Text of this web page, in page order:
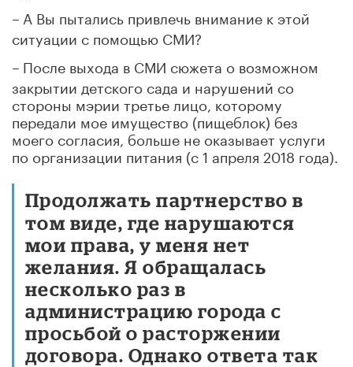
– А Вы пытались привлечь внимание к этой
ситуации с помощью СМИ?
– После выхода в СМИ сюжета о возможном
закрытии детского сада и нарушений со
стороны мэрии третье лицо, которому
передали мое имущество (пищеблок) без
моего согласия, больше не оказывает услуги
по организации питания (с 1 апреля 2018 года).
Продолжать партнерство в
том виде, где нарушаются
мои права, у меня нет
желания. Я обращалась
несколько раз в
администрацию города с
просьбой о расторжении
договора. Однако ответа так